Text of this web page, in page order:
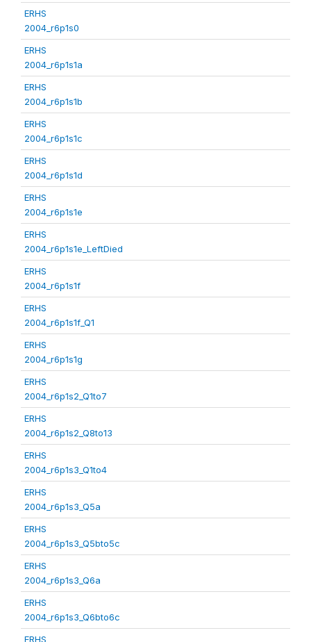
ERHS
2004_r6p1s0
ERHS
2004_r6p1s1a
ERHS
2004_r6p1s1b
ERHS
2004_r6p1s1c
ERHS
2004_r6p1s1d
ERHS
2004_r6p1s1e
ERHS
2004_r6p1s1e_LeftDied
ERHS
2004_r6p1s1f
ERHS
2004_r6p1s1f_Q1
ERHS
2004_r6p1s1g
ERHS
2004_r6p1s2_Q1to7
ERHS
2004_r6p1s2_Q8to13
ERHS
2004_r6p1s3_Q1to4
ERHS
2004_r6p1s3_Q5a
ERHS
2004_r6p1s3_Q5bto5c
ERHS
2004_r6p1s3_Q6a
ERHS
2004_r6p1s3_Q6bto6c
ERHS